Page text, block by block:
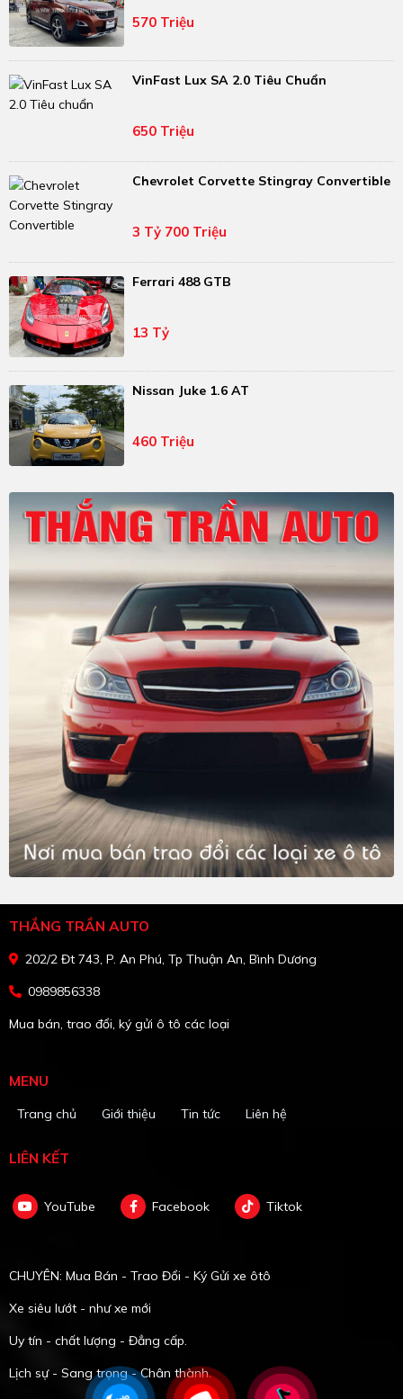
570 Triệu
VinFast Lux SA 2.0 Tiêu Chuẩn
650 Triệu
Chevrolet Corvette Stingray Convertible
3 Tỷ 700 Triệu
Ferrari 488 GTB
13 Tỷ
Nissan Juke 1.6 AT
460 Triệu
THẮNG TRẦN AUTO
202/2 Đt 743, P. An Phú, Tp Thuận An, Bình Dương
0989856338
Mua bán, trao đổi, ký gửi ô tô các loại
MENU
Trang chủ Giới thiệu Tin tức Liên hệ
LIÊN KẾT
YouTube Facebook Tiktok
CHUYÊN: Mua Bán - Trao Đổi - Ký Gửi xe ôtô
Xe siêu lướt - như xe mới
Uy tín - chất lượng - Đẳng cấp.
Lịch sự - Sang trọng - Chân thành.